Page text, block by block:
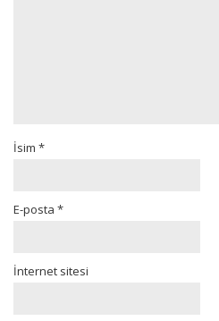
İsim *
E-posta *
İnternet sitesi